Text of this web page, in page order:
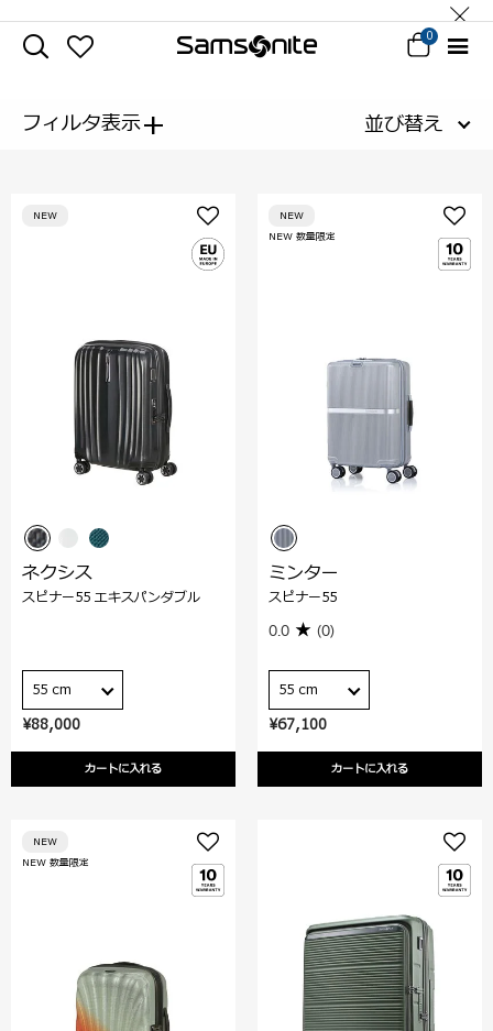
0
フィルタ表示+ 並び替え
¥88,000
カートに入れる
NEW
ネクシス
スピナー55 エキスパンダブル
55 cm
¥67,100
カートに入れる
NEW 数量限定
NEW
ミンター
スピナー55
0.0 (0)
55 cm
NEW 数量限定
NEW